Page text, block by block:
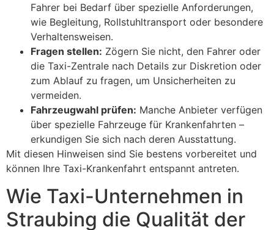
Fahrer bei Bedarf über spezielle Anforderungen,
wie Begleitung, Rollstuhltransport oder besondere
Verhaltensweisen.
Fragen stellen: Zögern Sie nicht, den Fahrer oder
die Taxi-Zentrale nach Details zur Diskretion oder
zum Ablauf zu fragen, um Unsicherheiten zu
vermeiden.
Fahrzeugwahl prüfen: Manche Anbieter verfügen
über spezielle Fahrzeuge für Krankenfahrten –
erkundigen Sie sich nach deren Ausstattung.
Mit diesen Hinweisen sind Sie bestens vorbereitet und
können Ihre Taxi-Krankenfahrt entspannt antreten.
Wie Taxi-Unternehmen in
Straubing die Qualität der